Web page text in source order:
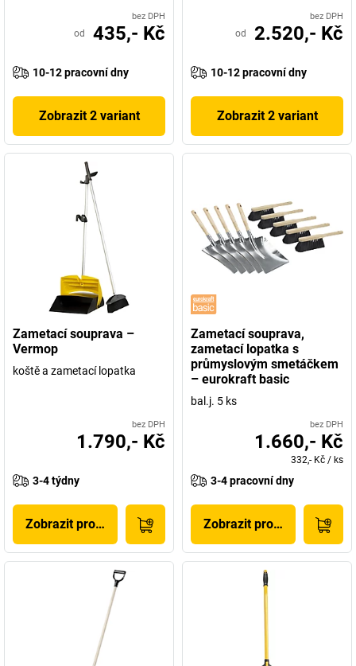
bez DPH
od 435,- Kč
10-12 pracovní dny
Zobrazit 2 variant
bez DPH
od 2.520,- Kč
10-12 pracovní dny
Zobrazit 2 variant
Zametací souprava –
Vermop
koště a zametací lopatka
bez DPH
1.790,- Kč
3-4 týdny
Zobrazit produkt
Zametací souprava,
zametací lopatka s
průmyslovým smetáčkem
– eurokraft basic
bal.j. 5 ks
bez DPH
1.660,- Kč
332,- Kč / ks
3-4 pracovní dny
Zobrazit produkt